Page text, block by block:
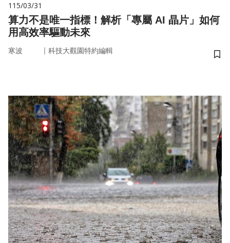
115/03/31
算力不是唯一指標！解析「專屬 AI 晶片」如何
用高效率驅動未來
寒波 ｜ 科技大觀園特約編輯
儲